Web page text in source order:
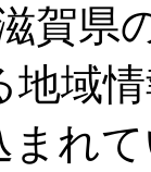
賀県
地域
まれ